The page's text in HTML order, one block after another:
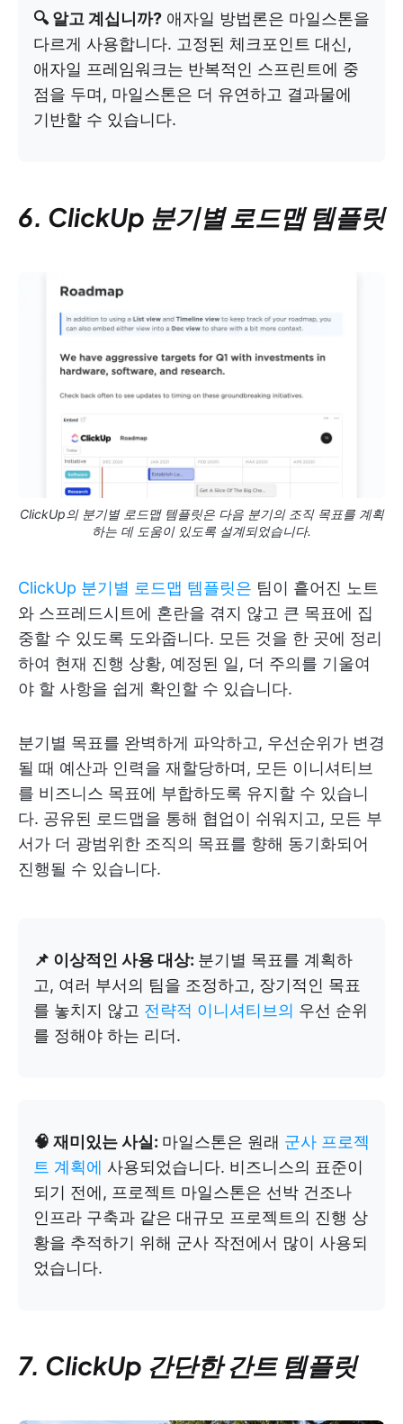
🔍 알고 계십니까? 애자일 방법론은 마일스톤을
다르게 사용합니다. 고정된 체크포인트 대신,
애자일 프레임워크는 반복적인 스프린트에 중
점을 두며, 마일스톤은 더 유연하고 결과물에
기반할 수 있습니다.
6. ClickUp 분기별 로드맵 템플릿
ClickUp의 분기별 로드맵 템플릿은 다음 분기의 조직 목표를 계획
하는 데 도움이 있도록 설계되었습니다.
ClickUp 분기별 로드맵 템플릿은 팀이 흩어진 노트
와 스프레드시트에 혼란을 겪지 않고 큰 목표에 집
중할 수 있도록 도와줍니다. 모든 것을 한 곳에 정리
하여 현재 진행 상황, 예정된 일, 더 주의를 기울여
야 할 사항을 쉽게 확인할 수 있습니다.
분기별 목표를 완벽하게 파악하고, 우선순위가 변경
될 때 예산과 인력을 재할당하며, 모든 이니셔티브
를 비즈니스 목표에 부합하도록 유지할 수 있습니
다. 공유된 로드맵을 통해 협업이 쉬워지고, 모든 부
서가 더 광범위한 조직의 목표를 향해 동기화되어
진행될 수 있습니다.
📌 이상적인 사용 대상: 분기별 목표를 계획하
고, 여러 부서의 팀을 조정하고, 장기적인 목표
를 놓치지 않고 전략적 이니셔티브의 우선 순위
를 정해야 하는 리더.
🧠 재미있는 사실: 마일스톤은 원래 군사 프로젝
트 계획에 사용되었습니다. 비즈니스의 표준이
되기 전에, 프로젝트 마일스톤은 선박 건조나
인프라 구축과 같은 대규모 프로젝트의 진행 상
황을 추적하기 위해 군사 작전에서 많이 사용되
었습니다.
7. ClickUp 간단한 간트 템플릿